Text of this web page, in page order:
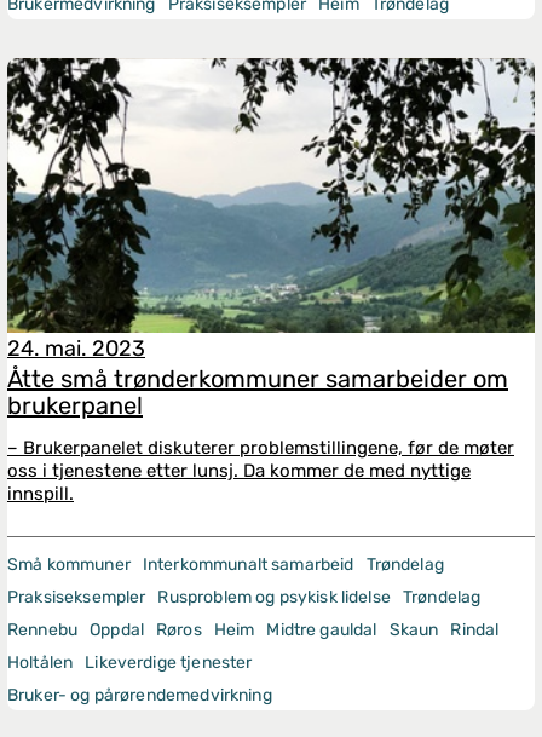
Brukermedvirkning Praksiseksempler Heim Trøndelag
24. mai. 2023
Åtte små trønderkommuner samarbeider om
brukerpanel
– Brukerpanelet diskuterer problemstillingene, før de møter
oss i tjenestene etter lunsj. Da kommer de med nyttige
innspill.
Små kommuner Interkommunalt samarbeid
Trøndelag
Praksiseksempler
Rusproblem og psykisk lidelse Trøndelag
Rennebu Oppdal Røros Heim Midtre gauldal Skaun
Rindal
Holtålen
Likeverdige tjenester
Bruker- og pårørendemedvirkning